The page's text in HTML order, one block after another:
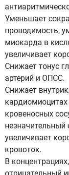
Уменьшает
проводимость,
миокарда в
увеличивает
Снижает тонус
артерий и ОПСС.
Снижает
кровеносных
увеличивает
кровоток.
В